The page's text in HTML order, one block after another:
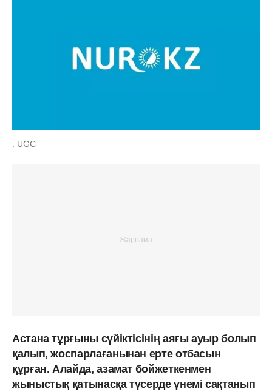
: UGC
Астана тұрғыны сүйіктісінің аяғы ауыр болып
қалып, жоспарлағанынан ерте отбасын
құрған. Алайда, азамат бойжеткенмен
жыныстық қатынасқа түсерде үнемі сақтанып